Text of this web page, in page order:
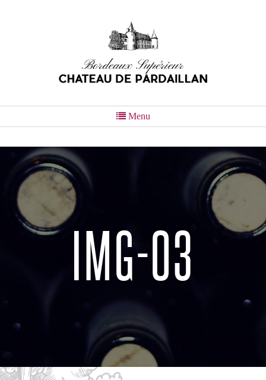
Menu
IMG-03